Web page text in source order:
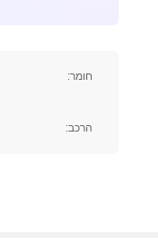
חומר:
הרכב: